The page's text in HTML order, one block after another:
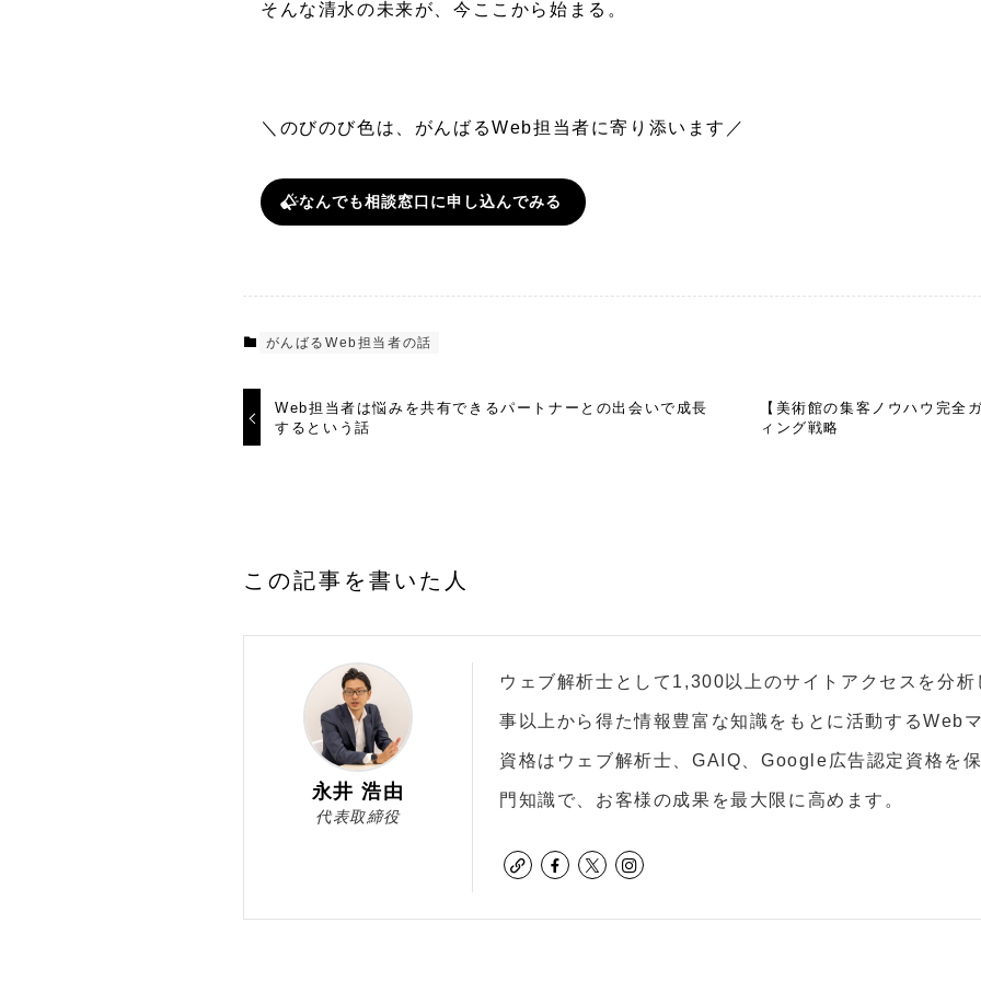
そんな清水の未来が、今ここから始まる。
＼のびのび色は、がんばるWeb担当者に寄り添います／
なんでも相談窓口に申し込んでみる
がんばるWeb担当者の話
Web担当者は悩みを共有できるパートナーとの出会いで成長
するという話
【美術館の集客ノウハウ完全
ィング戦略
この記事を書いた人
永井 浩由
代表取締役
ウェブ解析士として1,300以上のサイトアクセスを分
事以上から得た情報豊富な知識をもとに活動するWebマ
資格はウェブ解析士、GAIQ、Google広告認定資格を
門知識で、お客様の成果を最大限に高めます。